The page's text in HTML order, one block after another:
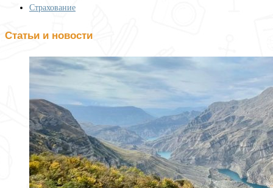
Страхование
Статьи и новости